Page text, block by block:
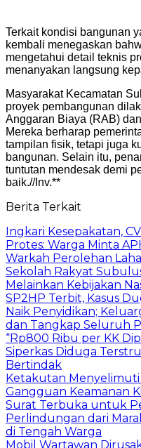
Terkait kondisi bangunan
kembali menegaskan
mengetahui detail teknis
menanyakan langsung
Masyarakat Kecamatan
proyek pembangunan
Anggaran Biaya (RAB)
Mereka berharap
tampilan fisik, tetapi juga
bangunan. Selain itu,
tuntutan mendesak demi
baik.//Inv.**
Berita Terkait
Ingkari Kesepakatan,
Protes: Warga Minta
Warkah Perolehan
Sekolah Rakyat
Melainkan Kebijakan
SP2HP Terbit, Kasus
Naik Penyidikan;
dan Tangkap Seluruh
“Rp800 Ribu per KK
Siperkas Diduga
Bertindak
Ketakutan Menyelimuti
Gangguan Keamanan
Surat Terbuka untuk
Perlindungan dari
di Tengah Warga
Mobil Wartawan